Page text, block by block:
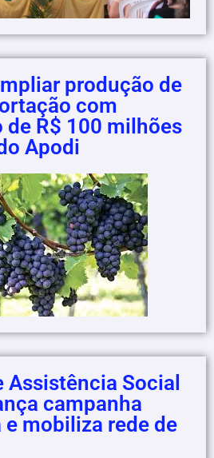
produção de
com
R$ 100 milhões
Apodi
Assistência Social
campanha
e mobiliza rede de